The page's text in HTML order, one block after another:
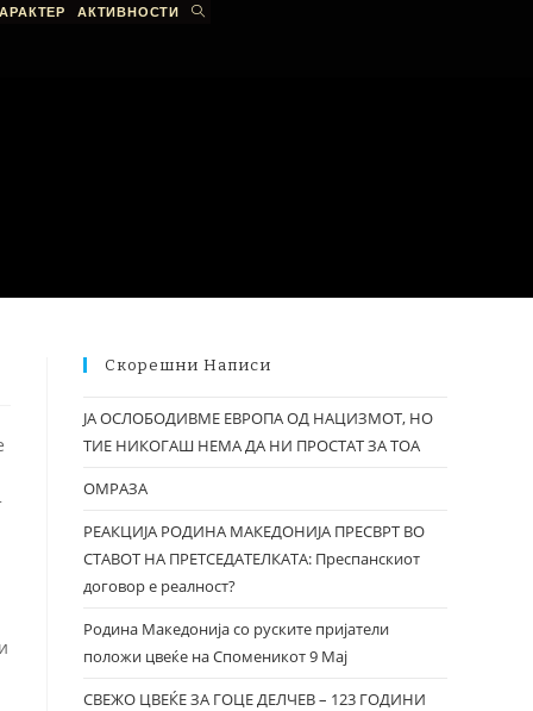
АКТИВНОСТИ
Скорешни Написи
ЈА ОСЛОБОДИВМЕ ЕВРОПА ОД НАЦИЗМОТ, НО
ТИЕ НИКОГАШ НЕМА ДА НИ ПРОСТАТ ЗА ТОА
ОМРАЗА
РЕАКЦИЈА РОДИНА МАКЕДОНИЈА ПРЕСВРТ ВО
СТАВОТ НА ПРЕТСЕДАТЕЛКАТА: Преспанскиот
договор е реалност?
Родина Македонија со руските пријатели
положи цвеќе на Споменикот 9 Мај
СВЕЖО ЦВЕЌЕ ЗА ГОЦЕ ДЕЛЧЕВ – 123 ГОДИНИ